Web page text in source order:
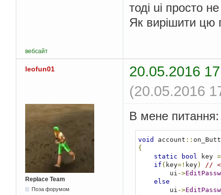
тоді ui просто
Як вирішити цю
вебсайт
leofun01
20.05.2016
(20.05.2016
Replace Team
Поза форумом
В мене питання:
void account ::
{
static
bool key =
if ( key=! key)
//
        ui
->
else
        ui
->